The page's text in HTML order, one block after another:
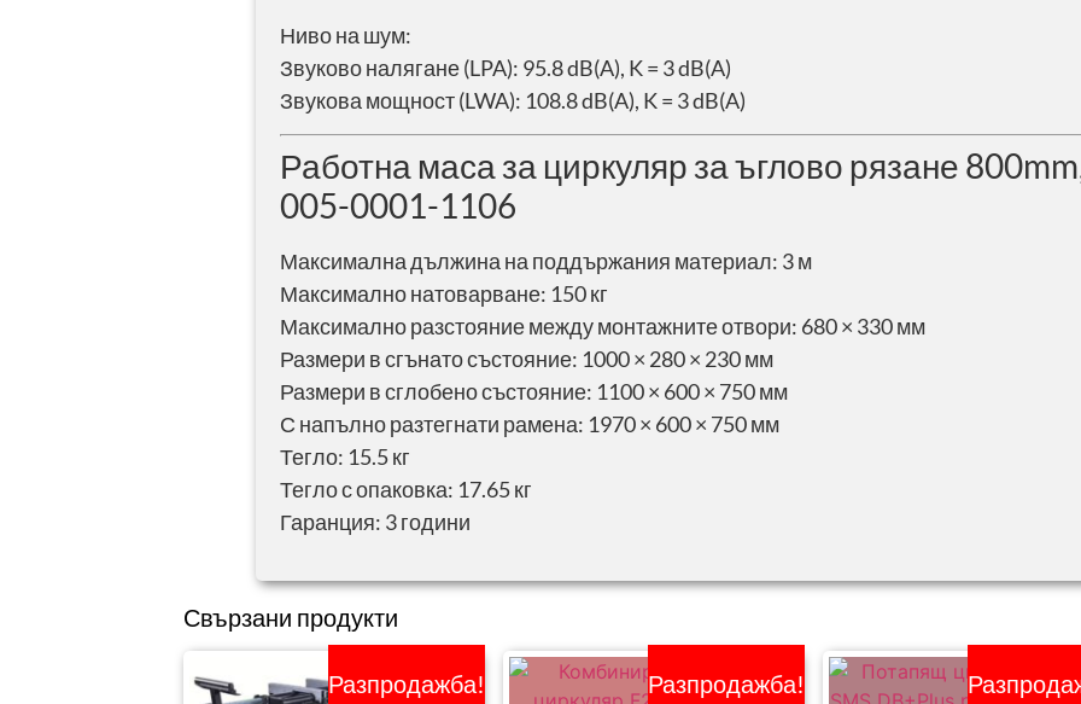
Ниво на шум:
Звуково налягане (LPA): 95.8 dB(A), K = 3 dB(A)
Звукова мощност (LWA): 108.8 dB(A), K = 3 dB(A)
Работна маса за циркуляр за ъглово рязане
005-0001-1106
Максимална дължина на поддържания материал: 3 м
Максимално натоварване: 150 кг
Максимално разстояние между монтажните отвори: 680 × 330 мм
Размери в сгънато състояние: 1000 × 280 × 230 мм
Размери в сглобено състояние: 1100 × 600 × 750 мм
С напълно разтегнати рамена: 1970 × 600 × 750 мм
Тегло: 15.5 кг
Тегло с опаковка: 17.65 кг
Гаранция: 3 години
Свързани продукти
Разпродажба! Разпродажба!